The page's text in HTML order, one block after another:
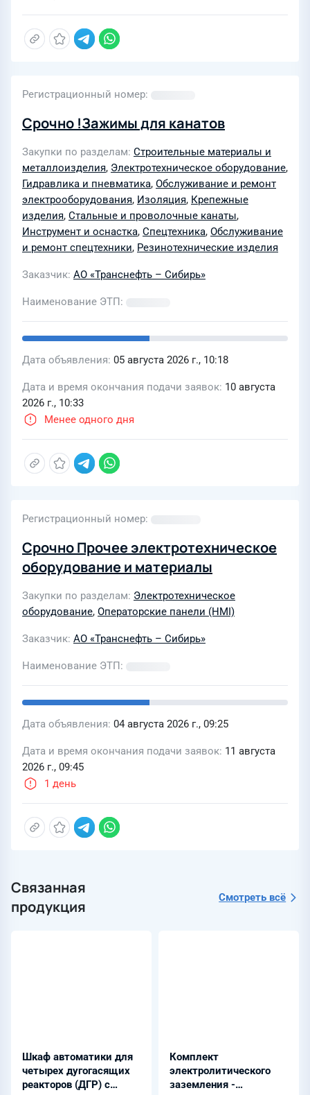
Регистрационный номер
Срочно !Зажимы для канатов
Закупки по разделам Строительные материалы и
металлоизделия, Электротехническое оборудование,
Гидравлика и пневматика, Обслуживание и ремонт
электрооборудования, Изоляция, Крепежные
изделия, Стальные и проволочные канаты,
Инструмент и оснастка, Спецтехника, Обслуживание
и ремонт спецтехники, Резинотехнические изделия
Заказчик АО «Транснефть – Сибирь»
Наименование ЭТП
Дата объявления 05 августа 2026 г., 10:18
Дата и время окончания подачи заявок 10 августа
2026 г., 10:33
Менее одного дня
Регистрационный номер
Срочно Прочее электротехническое
оборудование и материалы
Закупки по разделам Электротехническое
оборудование, Операторские панели (HMI)
Заказчик АО «Транснефть – Сибирь»
Наименование ЭТП
Дата объявления 04 августа 2026 г., 09:25
Дата и время окончания подачи заявок 11 августа
2026 г., 09:45
1 день
Связанная
продукция
Смотреть всё
Шкаф автоматики для
четырех дугогасящих
реакторов (ДГР) с
Комплект
электролитического
заземления -